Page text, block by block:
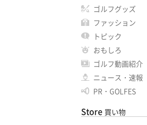
ゴルフグッズ
ファッション
トピック
おもしろ
ゴルフ動画紹介
ニュース・速報
PR・GOLFES
Store 買い物